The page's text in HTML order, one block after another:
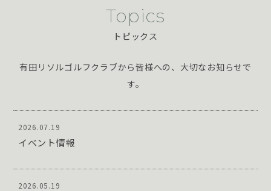
Topics
トピックス
有田リソルゴルフクラブから皆様への、大切なお知らせで
す。
2026.07.19
イベント情報
2026.05.19